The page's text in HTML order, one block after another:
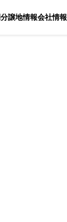
分譲地情報会社情報